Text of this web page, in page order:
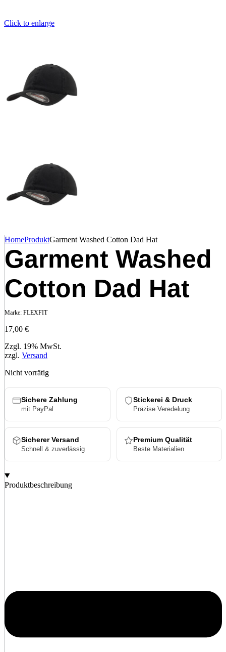
Click to enlarge
HomeProduktGarment Washed Cotton Dad Hat
Garment Washed
Cotton Dad Hat
Marke: FLEXFIT
17,00 €
Zzgl. 19% MwSt.
zzgl. Versand
Nicht vorrätig
Sichere Zahlung
mit PayPal
Stickerei & Druck
Präzise Veredelung
Sicherer Versand
Schnell & zuverlässig
Premium Qualität
Beste Materialien
Produktbeschreibung